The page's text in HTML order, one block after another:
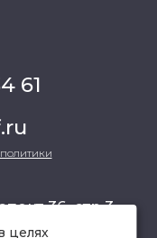
61
36, стр.3 ,
целях